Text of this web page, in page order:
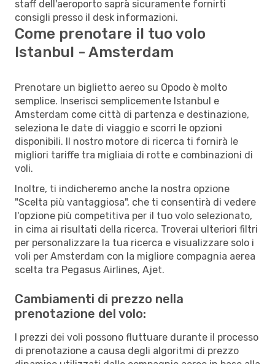
staff dell'aeroporto saprà sicuramente fornirti
consigli presso il desk informazioni.
Come prenotare il tuo volo
Istanbul - Amsterdam
Prenotare un biglietto aereo su Opodo è molto
semplice. Inserisci semplicemente Istanbul e
Amsterdam come città di partenza e destinazione,
seleziona le date di viaggio e scorri le opzioni
disponibili. Il nostro motore di ricerca ti fornirà le
migliori tariffe tra migliaia di rotte e combinazioni di
voli.
Inoltre, ti indicheremo anche la nostra opzione
"Scelta più vantaggiosa", che ti consentirà di vedere
l'opzione più competitiva per il tuo volo selezionato,
in cima ai risultati della ricerca. Troverai ulteriori filtri
per personalizzare la tua ricerca e visualizzare solo i
voli per Amsterdam con la migliore compagnia aerea
scelta tra Pegasus Airlines, Ajet.
Cambiamenti di prezzo nella
prenotazione del volo:
I prezzi dei voli possono fluttuare durante il processo
di prenotazione a causa degli algoritmi di prezzo